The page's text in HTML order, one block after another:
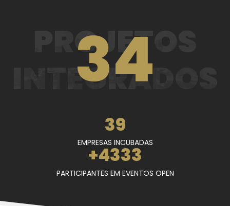
PROJETOS
INTEGRADOS
38
45
EMPRESAS INCUBADAS
+5000
PARTICIPANTES EM EVENTOS OPEN